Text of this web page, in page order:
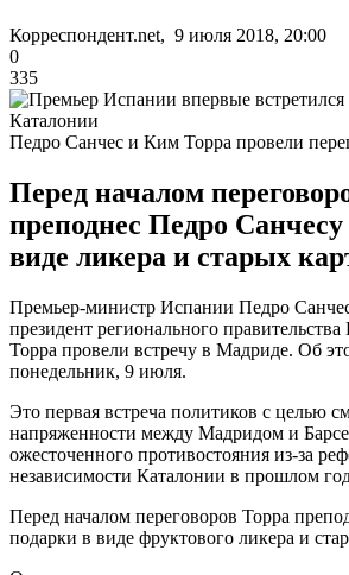
Корреспондент.net, 9 июля 2018, 20:00
0
335
Педро Санчес и Ким Торра провели
Перед началом
преподнес Педро
виде ликера и старых
Премьер-министр Испании Педро
президент регионального
Торра провели встречу в Мадриде. Об
понедельник, 9 июля.
Это первая встреча политиков с целью
напряженности между Мадридом и
ожесточенного противостояния из-за
независимости Каталонии в прошлом
Перед началом переговоров Торра
подарки в виде фруктового ликера и